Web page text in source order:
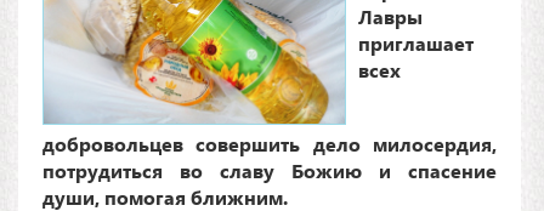
Лавры
приглашает
всех
добровольцев совершить дело милосердия,
потрудиться во славу Божию и спасение
души, помогая ближним.